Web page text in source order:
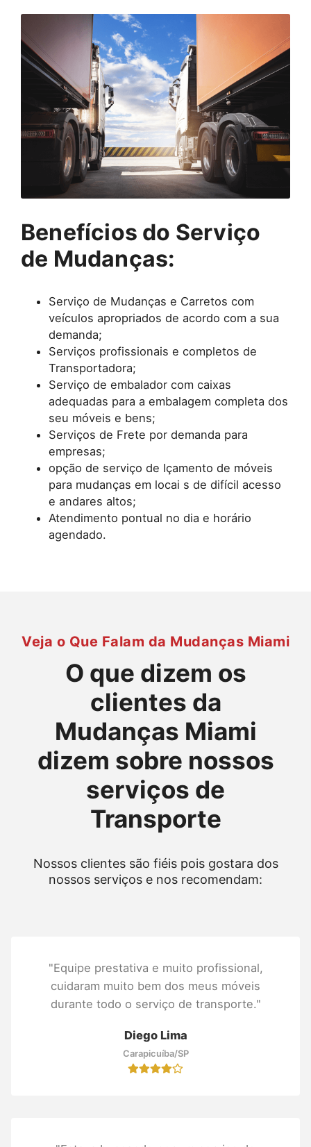
Benefícios do Serviço
de Mudanças:
Serviço de Mudanças e Carretos com
veículos apropriados de acordo com a sua
demanda;
Serviços profissionais e completos de
Transportadora;
Serviço de embalador com caixas
adequadas para a embalagem completa dos
seu móveis e bens;
Serviços de Frete por demanda para
empresas;
opção de serviço de Içamento de móveis
para mudanças em locai s de difícil acesso
e andares altos;
Atendimento pontual no dia e horário
agendado.
Veja o Que Falam da Mudanças Miami
O que dizem os
clientes da
Mudanças Miami
dizem sobre nossos
serviços de
Transporte
Nossos clientes são fiéis pois gostara dos
nossos serviços e nos recomendam:
"Equipe prestativa e muito profissional,
cuidaram muito bem dos meus móveis
durante todo o serviço de transporte."
Diego Lima
Carapicuíba/SP